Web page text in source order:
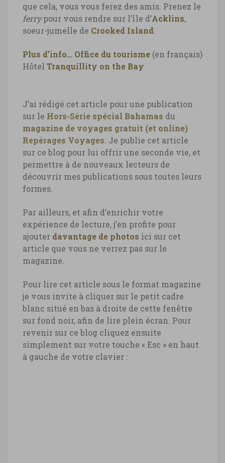
que cela, vous vous ferez des amis. Prenez le
ferrypour vous rendre sur l’île d’Acklins,
soeur-jumelle de Crooked Island
Plus d’info… Office du tourisme (en français)
Hôtel Tranquillity on the Bay
J’ai rédigé cet article pour une publication
sur le Hors-Série spécial Bahamas du
magazine de voyages gratuit (et online)
Repérages Voyages . Je publie cet article
sur ce blog pour lui offrir une seconde vie, et
permettre à de nouveaux lecteurs de
découvrir mes publications sous toutes leurs
formes.
Par ailleurs, et afin d’enrichir votre
expérience de lecture, j’en profite pour
ajouter davantage de photos ici sur cet
article que vous ne verrez pas sur le
magazine.
Pour lire cet article sous le format magazine
je vous invite à cliquer sur le petit cadre
blanc situé en bas à droite de cette fenêtre
sur fond noir, afin de lire plein écran. Pour
revenir sur ce blog cliquez ensuite
simplement sur votre touche « Esc » en haut
à gauche de votre clavier :